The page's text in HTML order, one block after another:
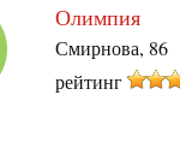
Олимпия
Смирнова, 86
рейтинг